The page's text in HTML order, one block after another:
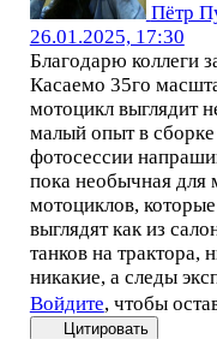
Пётр
26.01.2025, 17:30
Благодарю коллеги
Касаемо 35го
мотоцикл выглядит
малый опыт в
фотосессии
пока необычная для
мотоциклов,
выглядят как из
танков на трактора,
никакие, а следы
Войдите, чтобы
Цитировать